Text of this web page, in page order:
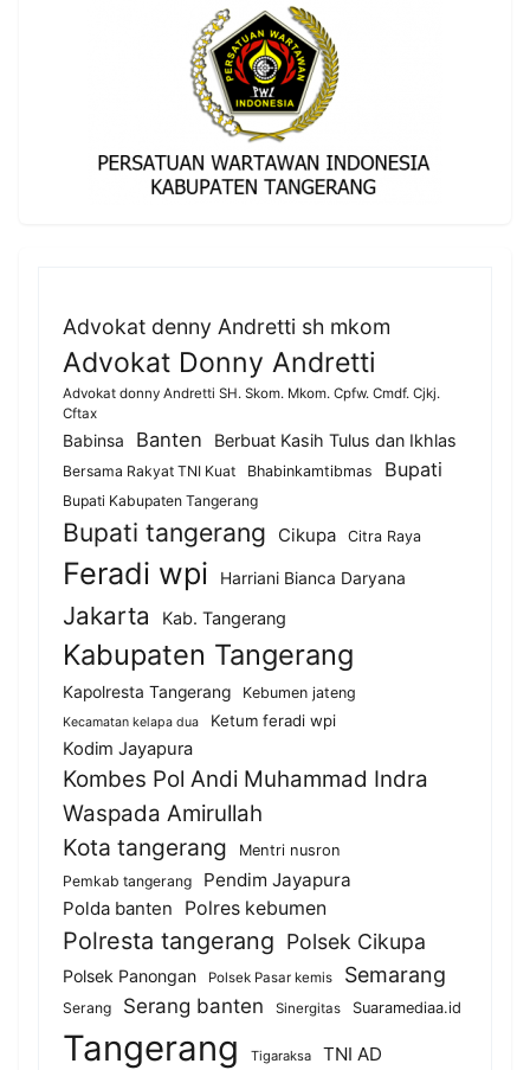
Advokat denny Andretti sh mkom
Advokat Donny Andretti
Advokat donny Andretti SH. Skom. Mkom. Cpfw. Cmdf. Cjkj.
Cftax
Babinsa Banten Berbuat Kasih Tulus dan Ikhlas
Bersama Rakyat TNI Kuat Bhabinkamtibmas Bupati
Bupati Kabupaten Tangerang
Bupati tangerang Cikupa Citra Raya
Feradi wpi Harriani Bianca Daryana
Jakarta Kab. Tangerang
Kabupaten Tangerang
Kapolresta Tangerang Kebumen jateng
Kecamatan kelapa dua Ketum feradi wpi
Kodim Jayapura
Kombes Pol Andi Muhammad Indra
Waspada Amirullah
Kota tangerang
Mentri nusron
Pemkab tangerang
Pendim Jayapura
Polda banten
Polres kebumen
Polresta tangerang Polsek Cikupa
Polsek Panongan Polsek Pasar kemis Semarang
Serang Serang banten Sinergitas Suaramediaa.id
Tangerang Tigaraksa
TNI AD